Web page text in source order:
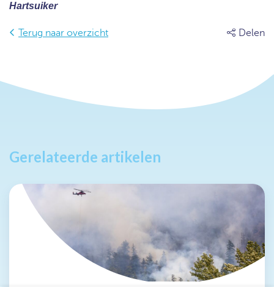
Hartsuiker
Terug naar overzicht Delen
Gerelateerde artikelen